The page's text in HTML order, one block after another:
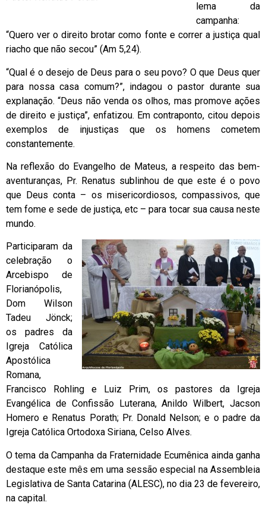
lema da
campanha:
“Quero ver o direito brotar como fonte e correr a justiça qual
riacho que não secou” (Am 5,24).
“Qual é o desejo de Deus para o seu povo? O que Deus quer
para nossa casa comum?”, indagou o pastor durante sua
explanação. “Deus não venda os olhos, mas promove ações
de direito e justiça”, enfatizou. Em contraponto, citou depois
exemplos de injustiças que os homens cometem
constantemente.
Na reflexão do Evangelho de Mateus, a respeito das bem-
aventuranças, Pr. Renatus sublinhou de que este é o povo
que Deus conta – os misericordiosos, compassivos, que
tem fome e sede de justiça, etc – para tocar sua causa neste
mundo.
Participaram da
celebração o
Arcebispo de
Florianópolis,
Dom Wilson
Tadeu Jönck;
os padres da
Igreja Católica
Apostólica
Romana,
Francisco Rohling e Luiz Prim, os pastores da Igreja
Evangélica de Confissão Luterana, Anildo Wilbert, Jacson
Homero e Renatus Porath; Pr. Donald Nelson; e o padre da
Igreja Católica Ortodoxa Siriana, Celso Alves.
O tema da Campanha da Fraternidade Ecumênica ainda ganha
destaque este mês em uma sessão especial na Assembleia
Legislativa de Santa Catarina (ALESC), no dia 23 de fevereiro,
na capital.